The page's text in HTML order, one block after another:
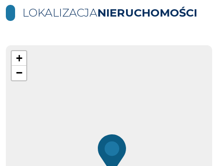
LOKALIZACJANIERUCHOMOŚCI
+
−